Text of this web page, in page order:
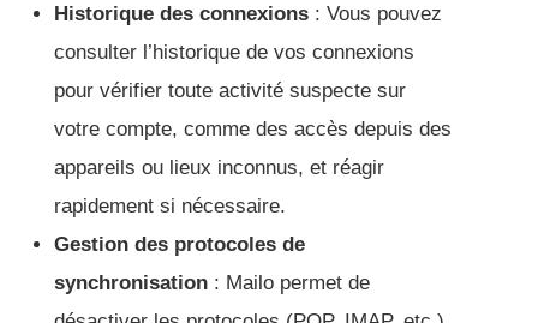
Historique des connexions : Vous pouvez
consulter l’historique de vos connexions
pour vérifier toute activité suspecte sur
votre compte, comme des accès depuis des
appareils ou lieux inconnus, et réagir
rapidement si nécessaire.
Gestion des protocoles de
synchronisation : Mailo permet de